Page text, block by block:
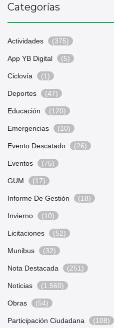
Categorías
Actividades (375)
App YB Digital (5)
Ciclovía (1)
Deportes (47)
Educación (120)
Emergencias (10)
Evento Descatado (26)
Eventos (75)
GUM (17)
Informe De Gestión (18)
Invierno (10)
Licitaciones (52)
Munibus (32)
Nota Destacada (251)
Noticias (1.560)
Obras (54)
Participación Ciudadana (108)